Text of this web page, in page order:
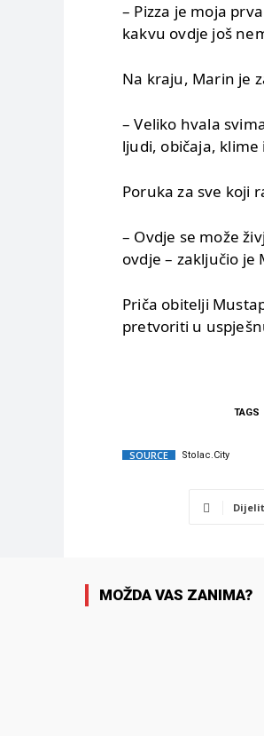
– Pizza je moja
kakvu ovdje još
Na kraju, Marin je
– Veliko hvala
ljudi, običaja, klime
Poruka za sve koji
– Ovdje se može
ovdje – zaključio je
Priča obitelji
pretvoriti u
TAGS
SOURCE Stolac.City
MOŽDA VAS ZANIMA?